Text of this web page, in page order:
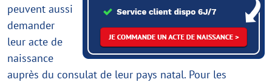
peuvent aussi
demander
leur acte de
naissance
auprès du consulat de leur pays natal. Pour les